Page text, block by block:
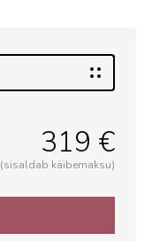
319 €
(sisaldab käibemaksu)